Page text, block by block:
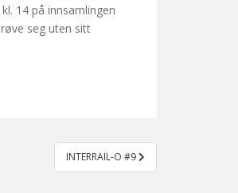
14 på innsamlingen
seg uten sitt
INTERRAIL-O #9